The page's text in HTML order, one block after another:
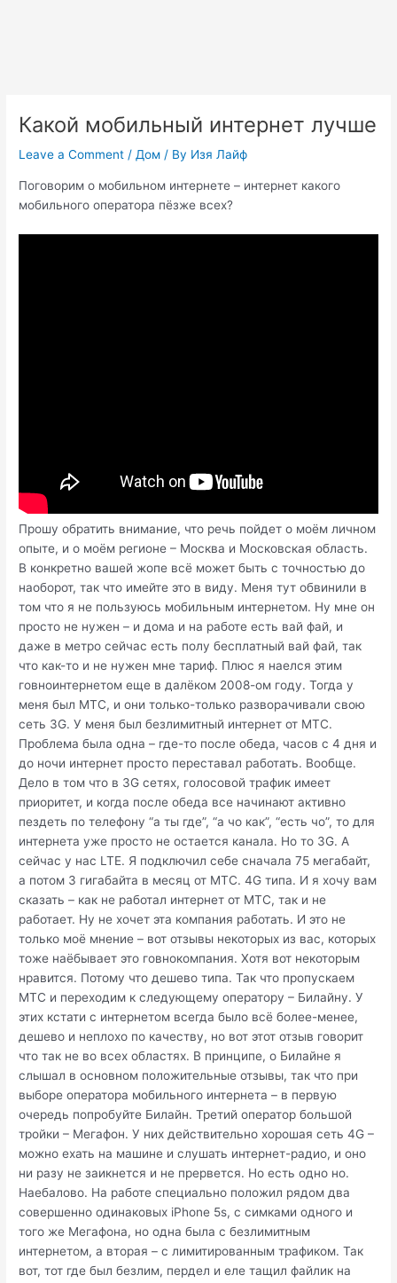
Какой мобильный интернет лучше
Leave a Comment /Дом / By Изя Лайф
Поговорим о мобильном интернете – интернет какого
мобильного оператора пёзже всех?
Прошу обратить внимание, что речь пойдет о моём личном
опыте, и о моём регионе – Москва и Московская область.
В конкретно вашей жопе всё может быть с точностью до
наоборот, так что имейте это в виду. Меня тут обвинили в
том что я не пользуюсь мобильным интернетом. Ну мне он
просто не нужен – и дома и на работе есть вай фай, и
даже в метро сейчас есть полу бесплатный вай фай, так
что как-то и не нужен мне тариф. Плюс я наелся этим
говноинтернетом еще в далёком 2008-ом году. Тогда у
меня был МТС, и они только-только разворачивали свою
сеть 3G. У меня был безлимитный интернет от МТС.
Проблема была одна – где-то после обеда, часов с 4 дня и
до ночи интернет просто переставал работать. Вообще.
Дело в том что в 3G сетях, голосовой трафик имеет
приоритет, и когда после обеда все начинают активно
пездеть по телефону “а ты где”, “а чо как”, “есть чо”, то для
интернета уже просто не остается канала. Но то 3G. А
сейчас у нас LTE. Я подключил себе сначала 75 мегабайт,
а потом 3 гигабайта в месяц от МТС. 4G типа. И я хочу вам
сказать – как не работал интернет от МТС, так и не
работает. Ну не хочет эта компания работать. И это не
только моё мнение – вот отзывы некоторых из вас, которых
тоже наёбывает это говнокомпания. Хотя вот некоторым
нравится. Потому что дешево типа. Так что пропускаем
МТС и переходим к следующему оператору – Билайну. У
этих кстати с интернетом всегда было всё более-менее,
дешево и неплохо по качеству, но вот этот отзыв говорит
что так не во всех областях. В принципе, о Билайне я
слышал в основном положительные отзывы, так что при
выборе оператора мобильного интернета – в первую
очередь попробуйте Билайн. Третий оператор большой
тройки – Мегафон. У них действительно хорошая сеть 4G –
можно ехать на машине и слушать интернет-радио, и оно
ни разу не заикнется и не прервется. Но есть одно но.
Наебалово. На работе специально положил рядом два
совершенно одинаковых iPhone 5s, с симками одного и
того же Мегафона, но одна была с безлимитным
интернетом, а вторая – с лимитированным трафиком. Так
вот, тот где был безлим, пердел и еле тащил файлик на